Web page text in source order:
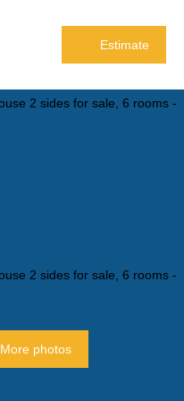
Estimate
More photos